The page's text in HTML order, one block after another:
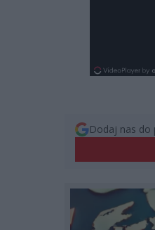
Dodaj nas do